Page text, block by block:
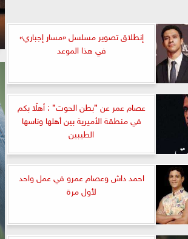
إنطلاق تصوير مسلسل «مسار إجباري»
في هذا الموعد
عصام عمر عن ”بطن الحوت” : أهلًا بكم
في منطقة الأميرية بين أهلها وناسها
الطيبين
احمد داش وعصام عمرو في عمل واحد
لأول مرة